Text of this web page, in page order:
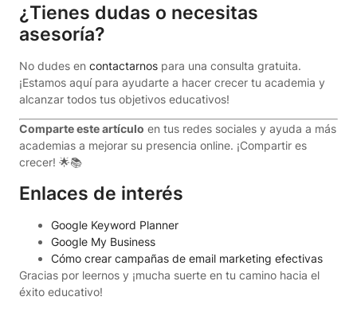
¿Tienes dudas o necesitas
asesoría?
No dudes en contactarnos para una consulta gratuita.
¡Estamos aquí para ayudarte a hacer crecer tu academia y
alcanzar todos tus objetivos educativos!
Comparte este artículo en tus redes sociales y ayuda a más
academias a mejorar su presencia online. ¡Compartir es
crecer! 🌟📚
Enlaces de interés
Google Keyword Planner
Google My Business
Cómo crear campañas de email marketing efectivas
Gracias por leernos y ¡mucha suerte en tu camino hacia el
éxito educativo!